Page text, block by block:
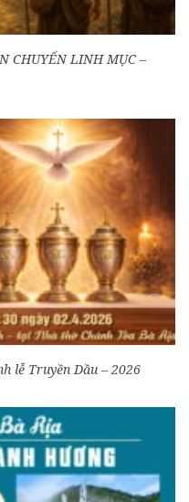
CHUYỂN LINH MỤC –
lễ Truyền Dầu – 2026